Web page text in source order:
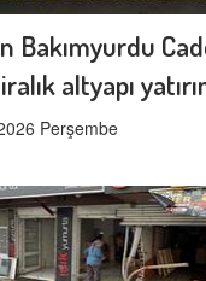
Bakımyurdu
altyapı
Perşembe